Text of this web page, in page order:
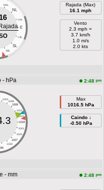
NNL
NL
LNL
E
LSL
SL
SSL
16
Rajada
Rajada (Max)
16.1 mph
Vento
2.3 mph =
3.7 km/h
1.0 m/s
2.0 kts
- hPa 2:48 pm
1003
1006
1009
1012
1015
1018
1021
1024
1027
1030
Max
1016.5 hPa
Caindo ↓
-0.50 hPa
- mm 2:48 pm